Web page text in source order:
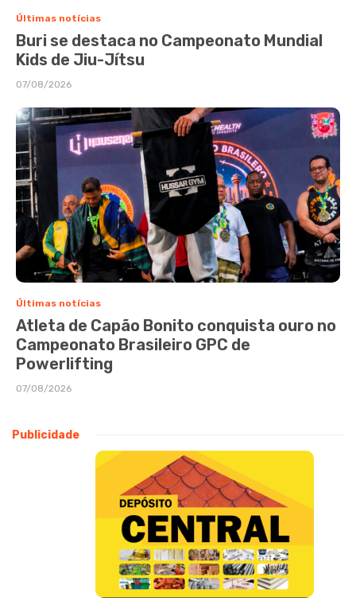
Últimas notícias
Buri se destaca no Campeonato Mundial
Kids de Jiu-Jítsu
07/08/2026
Últimas notícias
Atleta de Capão Bonito conquista ouro no
Campeonato Brasileiro GPC de
Powerlifting
07/08/2026
Publicidade